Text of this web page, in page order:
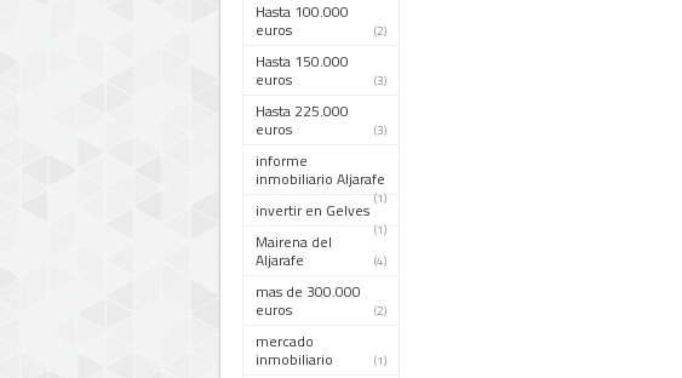
Hasta 100.000
euros (2)
Hasta 150.000
euros (3)
Hasta 225.000
euros (3)
informe
inmobiliario Aljarafe
(1)
invertir en Gelves
(1)
Mairena del
Aljarafe (4)
mas de 300.000
euros (2)
mercado
inmobiliario (1)